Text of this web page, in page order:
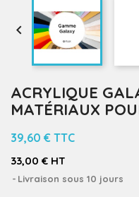

ACRYLIQUE
MATÉRIAUX
39,60 € TTC
33,00 € HT
Livraison sous 10 jours